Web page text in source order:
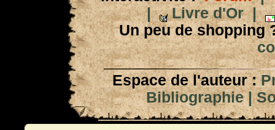
|
Livre d'Or|
Un peu de shopping
Espace de l'auteur :
Bibliographie|